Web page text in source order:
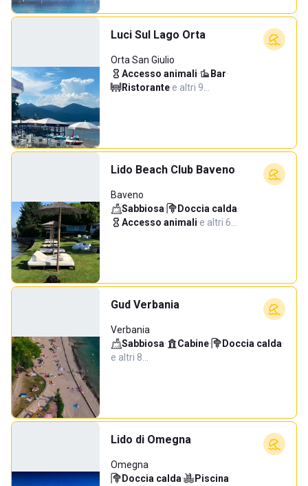
Luci Sul Lago Orta
Orta San Giulio
Accesso animali· Bar·
Ristorante·e altri 9…
Lido Beach Club Baveno
Baveno
Sabbiosa· Doccia calda·
Accesso animali·e altri 6…
Gud Verbania
Verbania
Sabbiosa· Cabine· Doccia calda·
e altri 8…
Lido di Omegna
Omegna
Doccia calda· Piscina·